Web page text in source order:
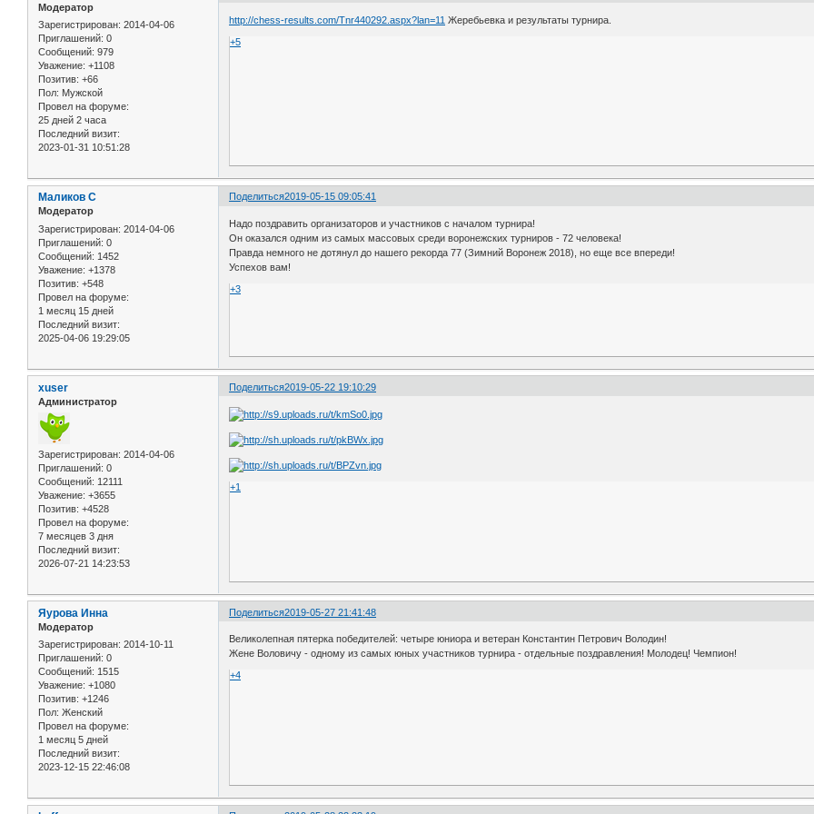
Модератор
Зарегистрирован: 2014-04-06
Приглашений: 0
Сообщений: 979
Уважение: +1108
Позитив: +66
Пол: Мужской
Провел на форуме:
25 дней 2 часа
Последний визит:
2023-01-31 10:51:28
http://chess-results.com/Tnr440292.aspx?lan=11 Жеребьевка и результаты турнира.
+5
Поделиться2019-05-15 09:05:41
Маликов С
Модератор
Зарегистрирован: 2014-04-06
Приглашений: 0
Сообщений: 1452
Уважение: +1378
Позитив: +548
Провел на форуме:
1 месяц 15 дней
Последний визит:
2025-04-06 19:29:05
Надо поздравить организаторов и участников с началом турнира!
Он оказался одним из самых массовых среди воронежских турниров - 72 человека!
Правда немного не дотянул до нашего рекорда 77 (Зимний Воронеж 2018), но еще все впереди!
Успехов вам!
+3
Поделиться2019-05-22 19:10:29
xuser
Администратор
Зарегистрирован: 2014-04-06
Приглашений: 0
Сообщений: 12111
Уважение: +3655
Позитив: +4528
Провел на форуме:
7 месяцев 3 дня
Последний визит:
2026-07-21 14:23:53
+1
Поделиться2019-05-27 21:41:48
Яурова Инна
Модератор
Зарегистрирован: 2014-10-11
Приглашений: 0
Сообщений: 1515
Уважение: +1080
Позитив: +1246
Пол: Женский
Провел на форуме:
1 месяц 5 дней
Последний визит:
2023-12-15 22:46:08
Великолепная пятерка победителей: четыре юниора и ветеран Константин Петрович Володин!
Жене Воловичу - одному из самых юных участников турнира - отдельные поздравления! Молодец! Чемпион!
+4